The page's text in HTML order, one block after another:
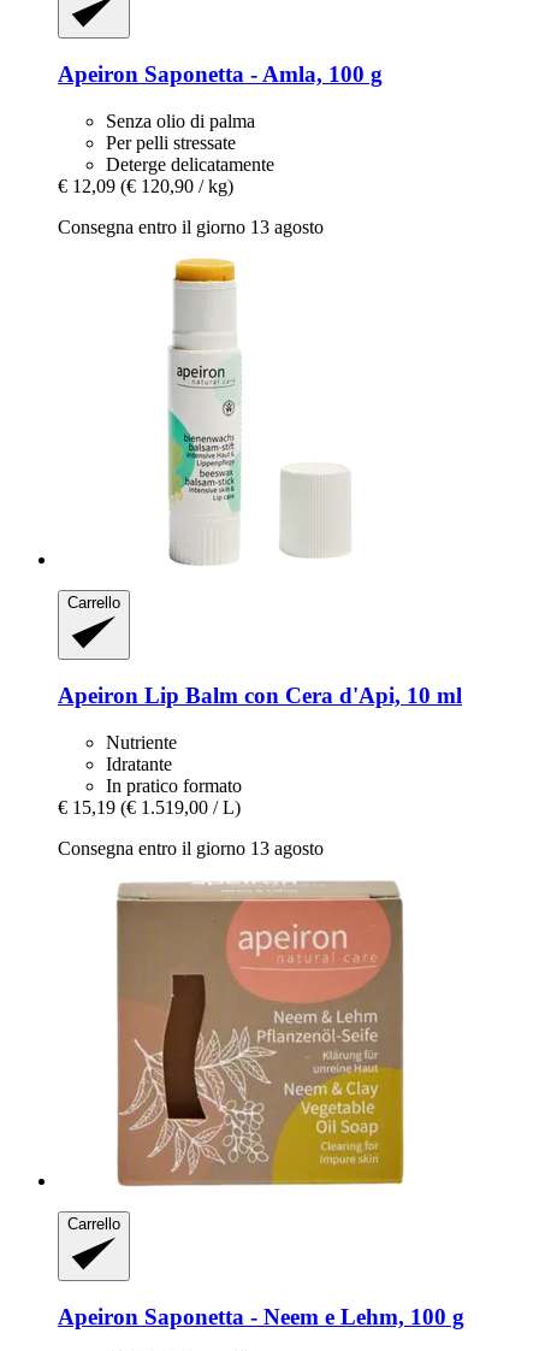
Apeiron Saponetta -​ Amla, 100 g
Senza olio di palma
Per pelli stressate
Deterge delicatamente
€ 12,09 (€ 120,90 / kg)
Consegna entro il giorno 13 agosto
Carrello
Apeiron Lip Balm con Cera d'Api, 10 ml
Nutriente
Idratante
In pratico formato
€ 15,19 (€ 1.519,00 / L)
Consegna entro il giorno 13 agosto
Carrello
Apeiron Saponetta -​ Neem e Lehm, 100 g